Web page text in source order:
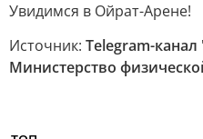
Увидимся в Ойрат-Арене!
Источник: Telegram-
Министерство